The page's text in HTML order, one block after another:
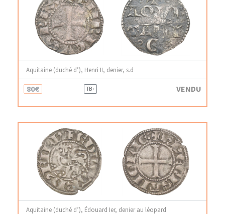
Aquitaine (duché d’), Henri II, denier, s.d
80€ TB+ VENDU
Aquitaine (duché d’), Édouard Ier, denier au léopard